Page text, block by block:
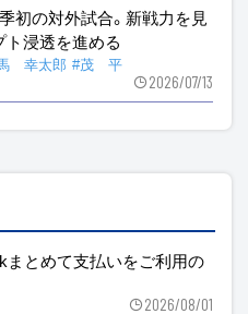
季初の対外試合。新戦力を見
浸透を進める
幸太郎 #茂 平
2026/07/13
まとめて支払いをご利用の
2026/08/01